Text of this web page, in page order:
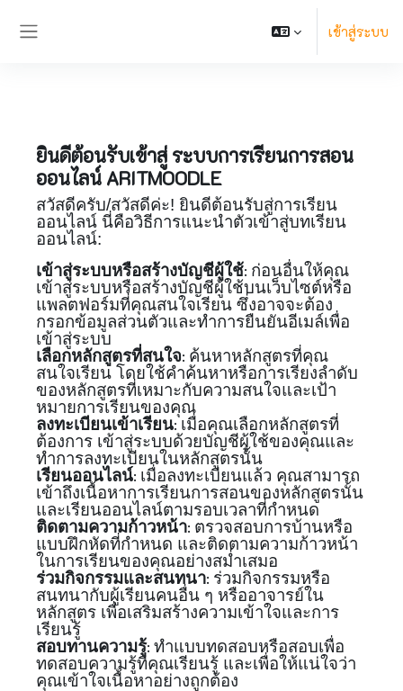
เข้าสู่ระบบ
ยินดีต้อนรับเข้าสู่ ระบบการเรียนการสอน
ออนไลน์ ARITMOODLE
สวัสดีครับ/สวัสดีค่ะ! ยินดีต้อนรับสู่การเรียน
ออนไลน์ นี่คือวิธีการแนะนำตัวเข้าสู่บทเรียน
ออนไลน์:
เข้าสู่ระบบหรือสร้างบัญชีผู้ใช้: ก่อนอื่นให้คุณ
เข้าสู่ระบบหรือสร้างบัญชีผู้ใช้บนเว็บไซต์หรือ
แพลตฟอร์มที่คุณสนใจเรียน ซึ่งอาจจะต้อง
กรอกข้อมูลส่วนตัวและทำการยืนยันอีเมล์เพื่อ
เข้าสู่ระบบ
เลือกหลักสูตรที่สนใจ: ค้นหาหลักสูตรที่คุณ
สนใจเรียน โดยใช้คำค้นหาหรือการเรียงลำดับ
ของหลักสูตรที่เหมาะกับความสนใจและเป้า
หมายการเรียนของคุณ
ลงทะเบียนเข้าเรียน: เมื่อคุณเลือกหลักสูตรที่
ต้องการ เข้าสู่ระบบด้วยบัญชีผู้ใช้ของคุณและ
ทำการลงทะเบียนในหลักสูตรนั้น
เรียนออนไลน์: เมื่อลงทะเบียนแล้ว คุณสามารถ
เข้าถึงเนื้อหาการเรียนการสอนของหลักสูตรนั้น
และเรียนออนไลน์ตามรอบเวลาที่กำหนด
ติดตามความก้าวหน้า: ตรวจสอบการบ้านหรือ
แบบฝึกหัดที่กำหนด และติดตามความก้าวหน้า
ในการเรียนของคุณอย่างสม่ำเสมอ
ร่วมกิจกรรมและสนทนา: ร่วมกิจกรรมหรือ
สนทนากับผู้เรียนคนอื่น ๆ หรืออาจารย์ใน
หลักสูตร เพื่อเสริมสร้างความเข้าใจและการ
เรียนรู้
สอบทานความรู้:ทำแบบทดสอบหรือสอบเพื่อ
ทดสอบความรู้ที่คุณเรียนรู้ และเพื่อให้แน่ใจว่า
คุณเข้าใจเนื้อหาอย่างถูกต้อง